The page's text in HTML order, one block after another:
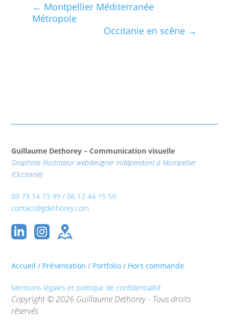
← Montpellier Méditerranée
Métropole
Occitanie en scène →
Guillaume Dethorey – Communication visuelle
Graphiste illustrateur webdesigner indépendant à Montpellier
(Occitanie)
09 73 14 73 99 /06 12 44 15 59
contact@gdethorey.com
Accueil / Présentation / Portfolio / Hors commande
Mentions légales et politique de confidentialité
Copyright © 2026 Guillaume Dethorey - Tous droits
réservés